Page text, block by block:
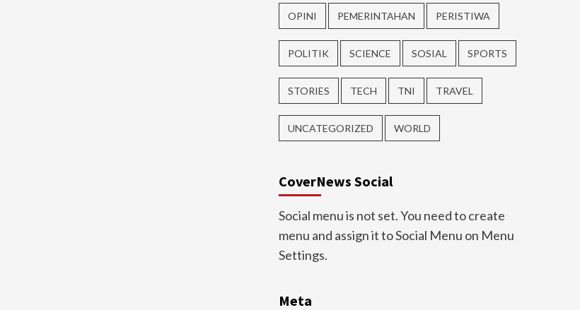
OPINI PEMERINTAHAN PERISTIWA
POLITIK SCIENCE SOSIAL SPORTS
STORIES TECH TNI TRAVEL
UNCATEGORIZED WORLD
CoverNews Social
Social menu is not set. You need to create
menu and assign it to Social Menu on Menu
Settings.
Meta